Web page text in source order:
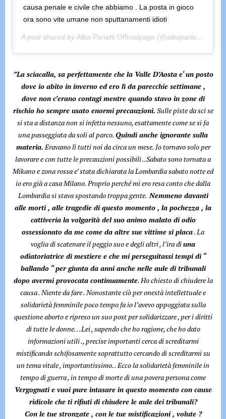
causa penale e civile che abbiamo . La posta in gioco
ora sono vite umane non sputtanamenti idioti
A post shared by Alba Parietti Officialpage (@albaparietti) on
”La sciacalla, sa perfettamente che la Valle D’Aosta e‘ un posto
dove io abito in inverno ed ero lì da parecchie settimane ,
dove non c’erano contagi mentre quando stavo in zone di
rischio ho sempre usato enormi precauzioni. Sulle piste da sci se
si sta a distanza non si infetta nessuno, esattamente come se si fa
una passeggiata da soli al parco.Quindi anche ignorante sulla
materia.Eravamo lì tutti noi da circa un mese. Io tornavo solo per
lavorare e con tutte le precauzioni possibili ..Sabato sono tornata a
Mikano e zona rossa e’ stata dichiarata la Lombardia sabato notte ed
io ero già a casa Milano. Proprio perché mi ero resa conto che dalla
Lombardia si stava spostando troppa gente. Nemmeno davanti
alle morti , alle tragedie di questo momento , la pochezza , la
cattiveria la volgarità del suo animo malato di odio
ossessionato da me come da altre sue vittime si placa. La
voglia di scatenare il peggio suo e degli altri , l’ira diuna
odiatoriatrice di mestiere e che mi perseguitassi tempi di “
ballando “ per giunta da anni anche nelle aule di tribunali
dopo avermi provocata continuamente. Ho chiesto di chiudere la
causa . Niente da fare . Nonostante ciò per onestà intellettuale e
solidarietà femminile poco tempo fa io l’avevo appoggiata sulla
questione aborto e ripreso un suo post per solidarizzare , per i diritti
di tutte le donne. . .Lei , sapendo che ho ragione, che ho dato
informazioni utili ., precise importanti cerca di screditarmi
mistificando schifosamente soprattutto cercando di screditarmi su
un tema vitale , importantissimo. . Ecco la solidarietà femminile in
tempo di guerra , in tempo di morte di una povera persona come
Vergognati e vuoi pure intasare in questo momento con cause
ridicole che ti rifiuti di chiudere le aule dei tribunali?
Con le tue stronzate , con le tue mistificazioni , volute ?